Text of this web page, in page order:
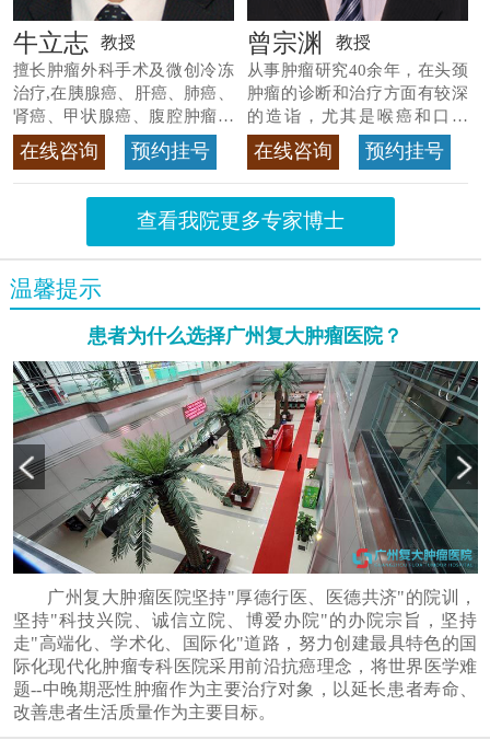
牛立志 教授
擅长肿瘤外科手术及微创冷冻
治疗,在胰腺癌、肝癌、肺癌、
肾癌、甲状腺癌、腹腔肿瘤等
>>查看专家详情
在线咨询 预约挂号
曾宗渊 教授
从事肿瘤研究40余年，在头颈
肿瘤的诊断和治疗方面有较深
的造诣，尤其是喉癌和口腔
癌，迄今仍是广东喉癌单病种
首席专家 >>查看专家详情
在线咨询 预约挂号
查看我院更多专家博士
温馨提示
患者为什么选择广州复大肿瘤医院？
广州复大肿瘤医院坚持"厚德行医、医德共济"的院训，
坚持"科技兴院、诚信立院、博爱办院"的办院宗旨，坚持
走"高端化、学术化、国际化"道路，努力创建最具特色的国
际化现代化肿瘤专科医院采用前沿抗癌理念，将世界医学难
题--中晚期恶性肿瘤作为主要治疗对象，以延长患者寿命、
改善患者生活质量作为主要目标。